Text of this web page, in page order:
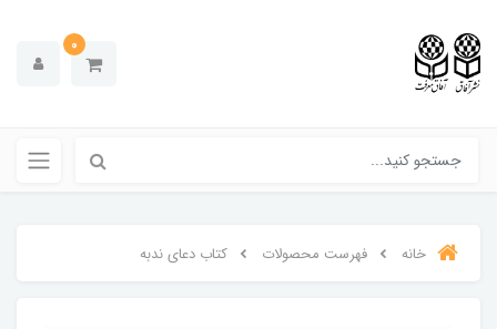
0
خانه فهرست محصولات کتاب دعای ندبه